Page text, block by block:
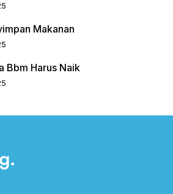
Makanan
Bbm Harus Naik